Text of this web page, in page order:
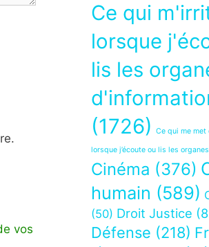
vos
Ce qui
lorsque
lis les
(1726)
Ce qui me met
lorsque j’écoute ou lis les
Cinéma (376)
humain (589)
(50) Droit Justice
Défense (218)